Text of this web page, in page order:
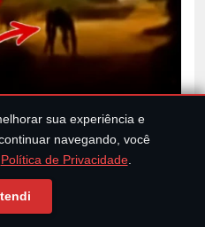
na Argentina Intriga
Veja o Vídeo
sua experiência e
navegando, você
Política de Privacidade.